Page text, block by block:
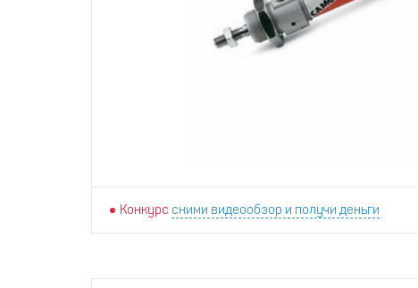
Конкурс сними видеообзор и получи деньги